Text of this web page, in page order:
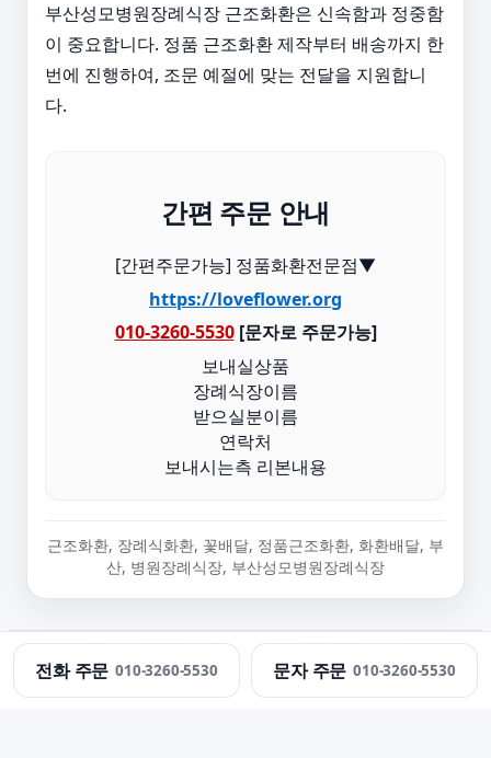
부산성모병원장례식장 근조화환은 신속함과 정중함
이 중요합니다. 정품 근조화환 제작부터 배송까지 한
번에 진행하여, 조문 예절에 맞는 전달을 지원합니
다.
간편 주문 안내
[간편주문가능] 정품화환전문점▼
https://loveflower.org
010-3260-5530[문자로 주문가능]
보내실상품
장례식장이름
받으실분이름
연락처
보내시는측 리본내용
근조화환, 장례식화환, 꽃배달, 정품근조화환, 화환배달, 부
산, 병원장례식장, 부산성모병원장례식장
정직한화환 · 근조화환 당일 배송 · 문의:010-3260-5530
전화 주문 010-3260-5530 문자 주문 010-3260-5530